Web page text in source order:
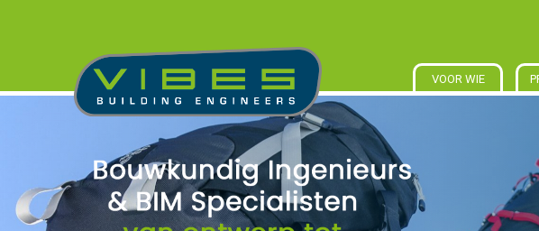
VOOR WIE